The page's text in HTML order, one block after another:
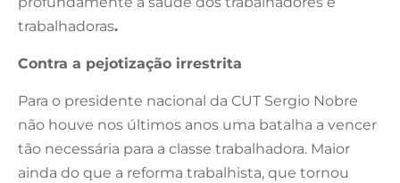
trabalhadoras.
Contra a pejotização irrestrita
Para o presidente nacional da CUT Sergio Nobre
não houve nos últimos anos uma batalha a vencer
tão necessária para a classe trabalhadora. Maior
ainda do que a reforma trabalhista, que tornou